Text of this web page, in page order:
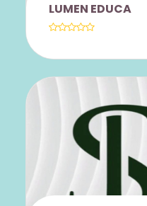
TAMBÉM, AULAS
PORTUGUESA PARA O
E OU, AULA .
LUMEN EDUCA
ALUNOS,
FAMILIARES
NAS
CURSOS, PREPARATÓRIOS E